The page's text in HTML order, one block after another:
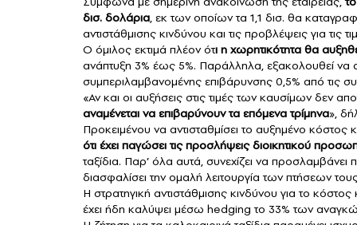
δισ. δολάρια, εκ των οποίων τα 1,1 δισ. θα
αντιστάθμισης κινδύνου και τις προβλέψεις για τις
Ο όμιλος εκτιμά πλέον ότι η χωρητικότητα θα
ανάπτυξη 3% έως 5%. Παράλληλα, εξακολουθεί να
συμπεριλαμβανομένης επιβάρυνσης 0,5% από τις
«Αν και οι αυξήσεις στις τιμές των καυσίμων δεν
αναμένεται να επιβαρύνουν τα επόμενα τρίμηνα»,
Προκειμένου να αντισταθμίσει το αυξημένο
ότι έχει παγώσει τις προσλήψεις διοικητικού
ταξίδια. Παρ’ όλα αυτά, συνεχίζει να
διασφαλίσει την ομαλή λειτουργία των πτήσεων
Η στρατηγική αντιστάθμισης κινδύνου για το
έχει ήδη καλύψει μέσω hedging το 33% των